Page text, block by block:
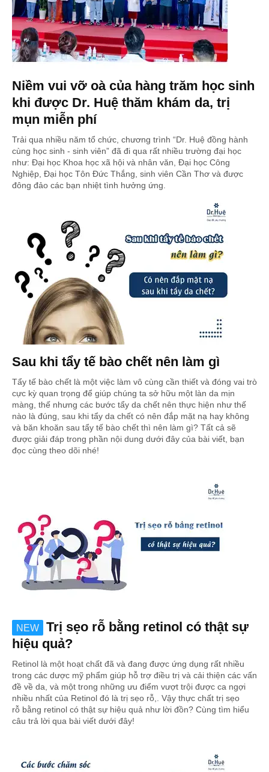
Niềm vui vỡ oà của hàng trăm học sinh
khi được Dr. Huệ thăm khám da, trị
mụn miễn phí
Trải qua nhiều năm tổ chức, chương trình “Dr. Huệ đồng hành
cùng học sinh - sinh viên” đã đi qua rất nhiều trường đại học
như: Đại học Khoa học xã hội và nhân văn, Đại học Công
Nghiệp, Đại học Tôn Đức Thắng, sinh viên Cần Thơ và được
đông đảo các bạn nhiệt tình hưởng ứng.
Sau khi tẩy tế bào chết nên làm gì
Tẩy tế bào chết là một việc làm vô cùng cần thiết và đóng vai trò
cực kỳ quan trọng để giúp chúng ta sở hữu một làn da mịn
màng, thế nhưng các bước tẩy da chết nên thực hiện như thế
nào là đúng, sau khi tẩy da chết có nên đắp mặt nạ hay không
và băn khoăn sau tẩy tế bào chết thì nên làm gì? Tất cả sẽ
được giải đáp trong phần nội dung dưới đây của bài viết, bạn
đọc cùng theo dõi nhé!
NEW
Trị sẹo rỗ bằng retinol có thật sự
hiệu quả?
Retinol là một hoạt chất đã và đang được ứng dụng rất nhiều
trong các dược mỹ phẩm giúp hỗ trợ điều trị và cải thiện các vấn
đề về da, và một trong những ưu điểm vượt trội được ca ngợi
nhiều nhất của Retinol đó là trị sẹo rỗ,. Vậy thực chất trị sẹo
rỗ bằng retinol có thật sự hiệu quả như lời đồn? Cùng tìm hiểu
câu trả lời qua bài viết dưới đây!